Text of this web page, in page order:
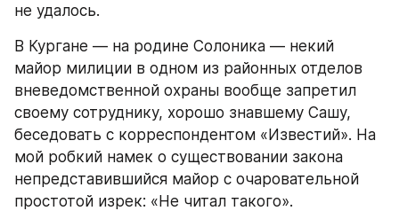
не удалось.
В Кургане — на родине Солоника — некий
майор милиции в одном из районных отделов
вневедомственной охраны вообще запретил
своему сотруднику, хорошо знавшему Сашу,
беседовать с корреспондентом «Известий». На
мой робкий намек о существовании закона
непредставившийся майор с очаровательной
простотой изрек: «Не читал такого».